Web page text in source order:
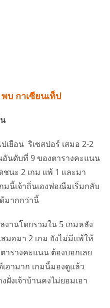
บ กาเซียนเท็ป
เยือน ริเซสปอร์ เสมอ 2-2
นดับที่ 9 ของตารางคะแนน
ชนะ 2 เกม แพ้ 1 และมา
มนี้เจ้าถิ่นเองฟอณืมเริ่มกลับ
มากกว่านี้
งานโดยรวมใน 5 เกมหลัง
มอมา 2 เกม ยังไม่มีแพ้ให้
รางคะแนน ต้องบอกเลย
อามาก เกมนี้มองดูแล้ว
ฝั่งเจ้าบ้านคงไม่ยอมเอา